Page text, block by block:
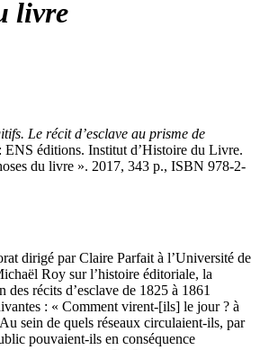
livre
Le récit d’esclave au prisme de
ENS éditions. Institut d’Histoire du Livre.
du livre ». 2017, 343 p., ISBN 978-2-
dirigé par Claire Parfait à l’Université de
Roy sur l’histoire éditoriale, la
récits d’esclave de 1825 à 1861
: « Comment virent-[ils] le jour ? à
sein de quels réseaux circulaient-ils, par
pouvaient-ils en conséquence